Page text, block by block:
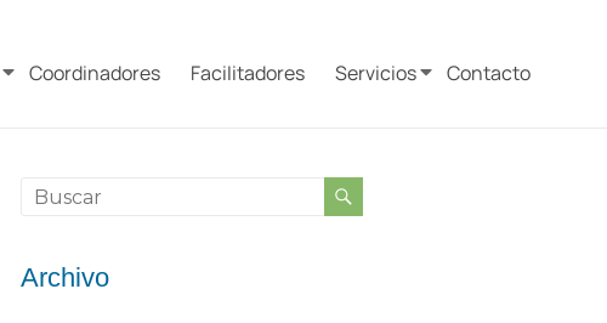
Coordinadores Facilitadores Servicios Contacto
Archivo